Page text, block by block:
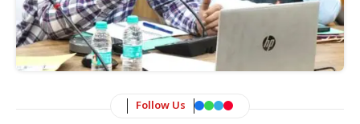
Follow Us